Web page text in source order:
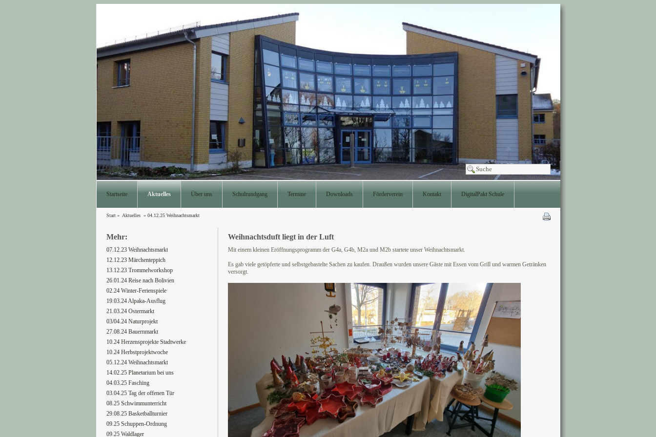
Startseite Aktuelles Über uns Schulrundgang Termine Downloads Förderverein Kontakt DigitalPakt Schule
Start» Aktuelles » 04.12.25 Weihnachtsmarkt
Mehr:
07.12.23 Weihnachtsmarkt
12.12.23 Märchenteppich
13.12.23 Trommelworkshop
26.01.24 Reise nach Bolivien
02.24 Winter-Ferienspiele
19.03.24 Alpaka-Ausflug
21.03.24 Ostermarkt
03/04.24 Naturprojekt
27.08.24 Bauernmarkt
10.24 Herzensprojekte Stadtwerke
10.24 Herbstprojektwoche
05.12.24 Weihnachtsmarkt
14.02.25 Planetarium bei uns
04.03.25 Fasching
03.04.25 Tag der offenen Tür
08.25 Schwimmunterricht
29.08.25 Basketballturnier
09.25 Schuppen-Ordnung
09.25 Waldlager
Weihnachtsduft liegt in der Luft
Mit einem kleinen Eröffnungsprogramm der G4a, G4b, M2a und M2b startete unser Weihnachtsmarkt.
Es gab viele getöpferte und selbstgebastelte Sachen zu kaufen. Draußen wurden unsere Gäste mit Essen vom Grill und warmen Getränken
versorgt.